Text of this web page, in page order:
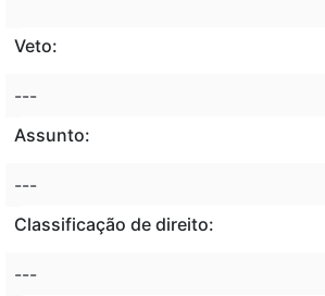
Veto:
---
Assunto:
---
Classificação de direito:
---